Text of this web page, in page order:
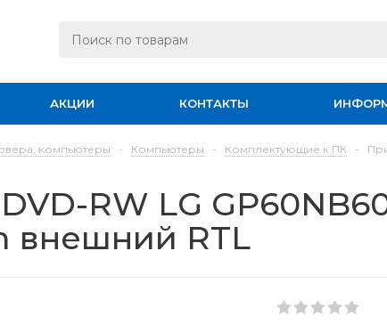
АКЦИИ КОНТАКТЫ
компьютеры - Компьютеры - Комплектующие к ПК -
RW LG
внешний RTL